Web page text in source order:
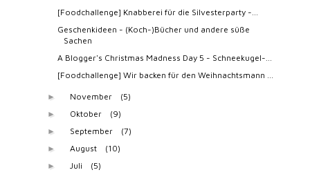
[Foodchallenge] Knabberei für die Silvesterparty -...
Geschenkideen - (Koch-)Bücher und andere süße
Sachen
A Blogger's Christmas Madness Day 5 - Schneekugel-...
[Foodchallenge] Wir backen für den Weihnachtsmann ...
► November (5)
► Oktober (9)
► September (7)
► August (10)
► Juli (5)